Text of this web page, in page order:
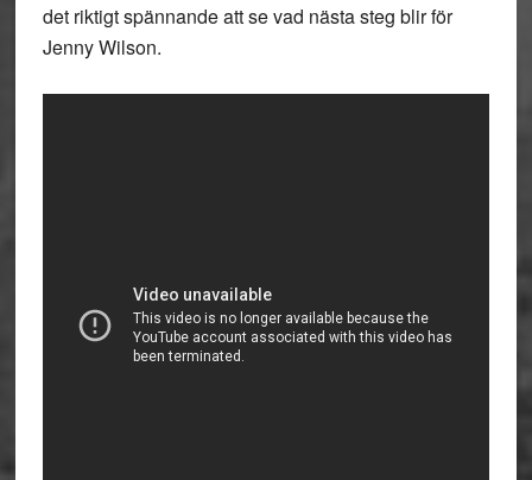
det riktigt spännande att se vad nästa steg blir för
Jenny Wilson.